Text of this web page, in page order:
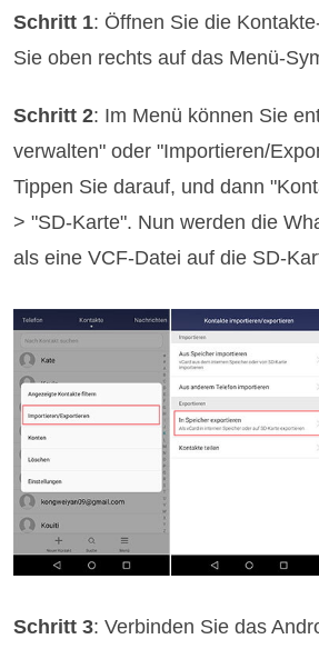
Schritt 1: Öffnen Sie die
Sie oben rechts auf das Menü-
Schritt 2: Im Menü können Sie
verwalten" oder "Importieren/
Tippen Sie darauf, und dann
> "SD-Karte". Nun werden die
als eine VCF-Datei auf die SD-
Schritt 3: Verbinden Sie das